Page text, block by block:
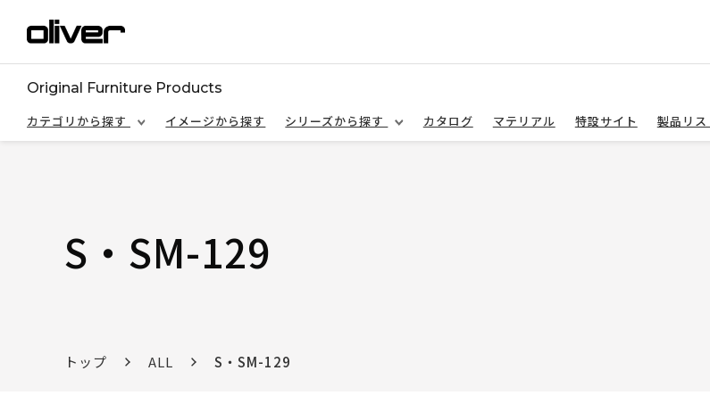
Original Furniture Products
カテゴリから探す
イメージから探す シリーズから探す カタログ マテリアル 特設サイト 製品リス
S・SM-129
トップ ALL S・SM-129